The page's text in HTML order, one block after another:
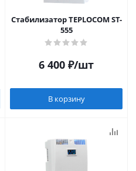
Стабилизатор TEPLOCOM ST-
555
6 400 ₽/шт
В корзину